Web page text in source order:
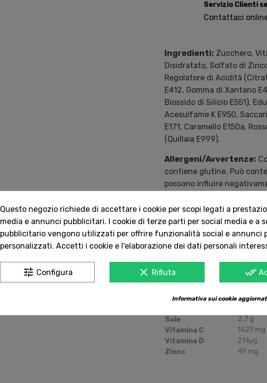
Servizio Clienti
Contattaci
Ingredienti: Zucchero,
Disidratato, Solfato di
Regolatore di Acidità
E412, Gomma di Xantano
Biossido di Silicio E551),
Acesulfame K E950,
E171, Caramello E150a,
(Quillaia E999).
Allergeni/Avvertenze:
contiene glutine. Può
possono influire
Valori Nutrizionali Medi (per
Nutriente
di cui acidi grassi saturi
g
di cui zuccheri
51g
Sale
2, 7 g
Vitamina C
1429 mg
Vitamina D
214μg
Zinco
49 mg
Questo negozio richiede di accettare i cookie per scopi legati a
media e annunci pubblicitari. I cookie di terze parti per social media e a
pubblicitario vengono utilizzati per offrire funzionalità social e annunci
personalizzati. Accetti i cookie e l'elaborazione dei dati personali
tune Configura clear Rifiuta done_all
Informativa sui cookie